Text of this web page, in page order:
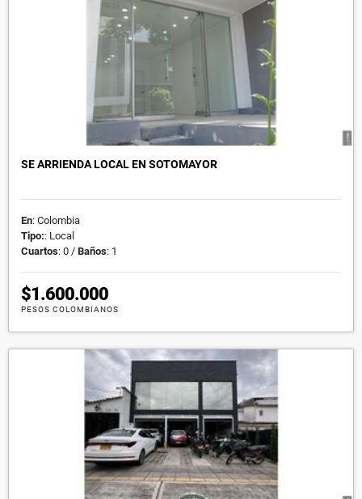
SE ARRIENDA LOCAL EN SOTOMAYOR
En: Colombia
Tipo:: Local
Cuartos: 0 / Baños: 1
$1.600.000
PESOS COLOMBIANOS